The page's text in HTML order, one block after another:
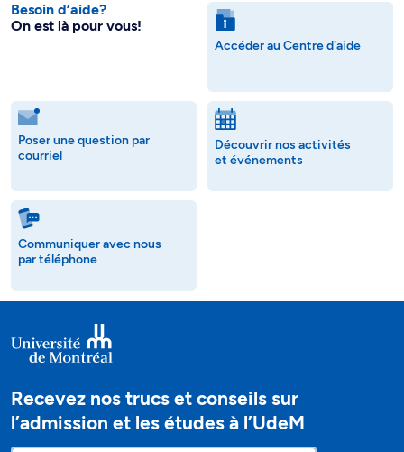
Besoin d’aide?
On est là pour vous!
Accéder au Centre d'aide
Poser une question par
courriel
Découvrir nos activités
et événements
Communiquer avec nous
par téléphone
Recevez nos trucs et conseils sur
l’admission et les études à l’UdeM